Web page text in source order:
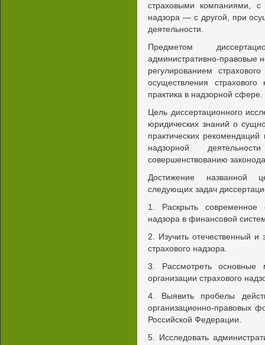
страховыми компаниями,
надзора — с другой, при
деятельности.
Предметом
административно-правовые
регулированием
осуществления
практика в надзорной сфере.
Цель диссертационного
юридических знаний о
практических
надзорной
совершенствованию
Достижение названной
следующих задач
1. Раскрыть современное
надзора в финансовой
2. Изучить отечественный и
страхового надзора.
3. Рассмотреть основные
организации страхового
4. Выявить пробелы
организационно-правовых
Российской Федерации.
5. Исследовать